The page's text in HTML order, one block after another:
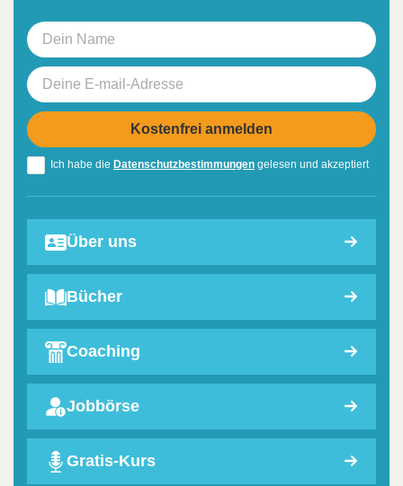
Ich habe die Datenschutzbestimmungen gelesen und akzeptiert
Über uns
Bücher
Coaching
Jobbörse
Gratis-Kurs